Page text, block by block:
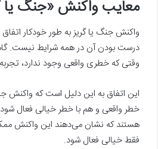
معایب واکنش «جنگ یا
واکنش جنگ یا گریز به طور خودکار اتفاق
درست بودن آن در همه شرایط نیست.
وقتی که خطری واقعی وجود ندارد،
این اتفاق به این دلیل است که واکنش
خطر واقعی و هم با خطر خیالی فعال
هستند که نشان می‌دهند این واکنش
فقط خیالی فعال شود.